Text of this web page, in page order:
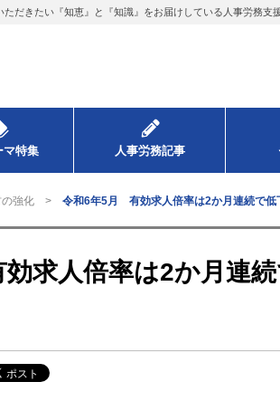
だきたい『知恵』と『知識』をお届けしている人事労務支
マ特集 人事労務記事
の強化 令和6年5月 有効求人倍率は2か月連続で低
求人倍率は2か月連